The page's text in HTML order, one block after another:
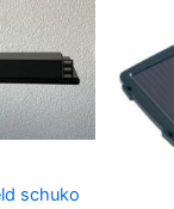
schuko